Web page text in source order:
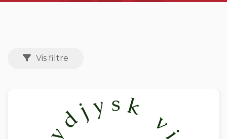
Vis filtre